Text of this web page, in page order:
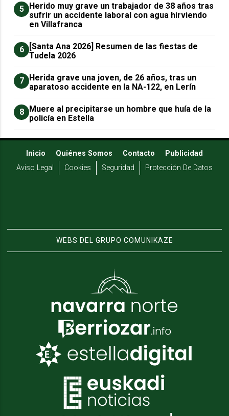
5 Herido muy grave un trabajador de 38 años tras
sufrir un accidente laboral con agua hirviendo
en Villafranca
6
[Santa Ana 2026] Resumen de las fiestas de
Tudela 2026
7 Herida grave una joven, de 26 años, tras un
aparatoso accidente en la NA-122, en Lerín
8 Muere al precipitarse un hombre que huía de la
policía en Estella
Inicio Quiénes Somos Contacto
Publicidad
Aviso Legal
Cookies Seguridad Protección De Datos
WEBS DEL GRUPO COMUNIKAZE